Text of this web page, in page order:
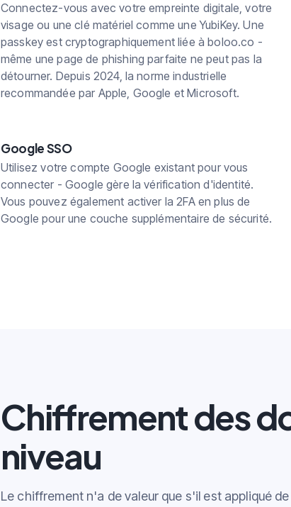
Connectez-vous avec votre empreinte digitale, votre
visage ou une clé matériel comme une YubiKey. Une
passkey est cryptographiquement liée à boloo.co -
même une page de phishing parfaite ne peut pas la
détourner. Depuis 2024, la norme industrielle
recommandée par Apple, Google et Microsoft.
Google SSO
Utilisez votre compte Google existant pour vous
connecter - Google gère la vérification d'identité.
Vous pouvez également activer la 2FA en plus de
Google pour une couche supplémentaire de sécurité.
Chiffrement des
niveau
Le chiffrement n'a de valeur que s'il est appliqué